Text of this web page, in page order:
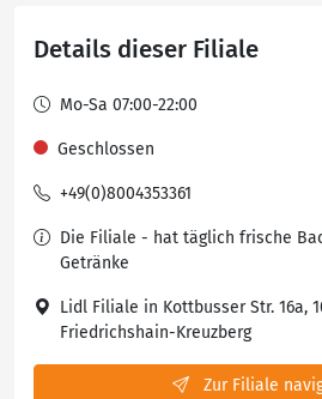
Details dieser Filiale
Mo-Sa 07:00-22:00
Geschlossen
+49(0)8004353361
Die Filiale - hat täglich frische
Getränke
Lidl Filiale in Kottbusser Str. 16a,
Friedrichshain-Kreuzberg
Zur Filiale